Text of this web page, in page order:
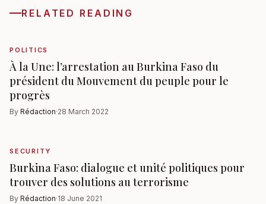
RELATED READING
POLITICS
À la Une: l’arrestation au Burkina Faso du
président du Mouvement du peuple pour le
progrès
By Rédaction·28 March 2022
SECURITY
Burkina Faso: dialogue et unité politiques pour
trouver des solutions au terrorisme
By Rédaction·18 June 2021